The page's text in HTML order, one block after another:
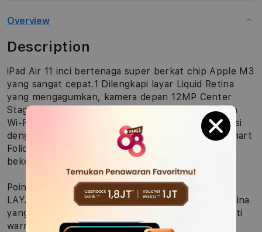
Overview
Description
iPad Air 11 inci bertenaga super berkat chip Apple M3
yang sangat cepat.1 Dilengkapi layar Liquid Retina
yang mengagumkan, kamera depan 12MP Center
Stage untuk panggilan video yang lebih baik, serta
Wi-Fi 6E2 dan 5G super cepat.3 Dan juga berfungsi
dengan Apple Pencil Pro, Magic Keyboard, dan Smart
Folio, sehingga Anda bisa multitasking, belajar,
bekerja, bermain, dan berkarya dari mana saja.
Poin-poin fitur utama
LAYAR LIQUID RETINA 11 INCI — Layar Liquid Retina
yang memukau dilengkapi teknologi canggih seperti
warna luas P3, True Tone, dan reflektivitas ultra